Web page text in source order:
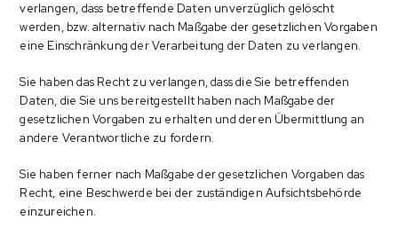
verlangen, dass betreffende Daten unverzüglich gelöscht
werden, bzw. alternativ nach Maßgabe der gesetzlichen Vorgaben
eine Einschränkung der Verarbeitung der Daten zu verlangen.
Sie haben das Recht zu verlangen, dass die Sie betreffenden
Daten, die Sie uns bereitgestellt haben nach Maßgabe der
gesetzlichen Vorgaben zu erhalten und deren Übermittlung an
andere Verantwortliche zu fordern.
Sie haben ferner nach Maßgabe der gesetzlichen Vorgaben das
Recht, eine Beschwerde bei der zuständigen Aufsichtsbehörde
einzureichen.